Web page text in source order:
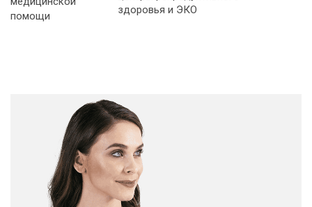
помощи
здоровья и ЭКО